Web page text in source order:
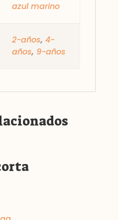
azul marino
2-años,4-
años, 9-años